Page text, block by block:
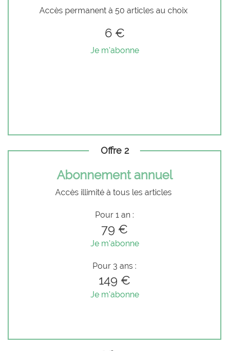
Accès permanent à 50 articles au choix
6 €
Je m'abonne
Offre 2
Abonnement annuel
Accès illimité à tous les articles
Pour 1 an :
79 €
Je m'abonne
Pour 3 ans :
149 €
Je m'abonne